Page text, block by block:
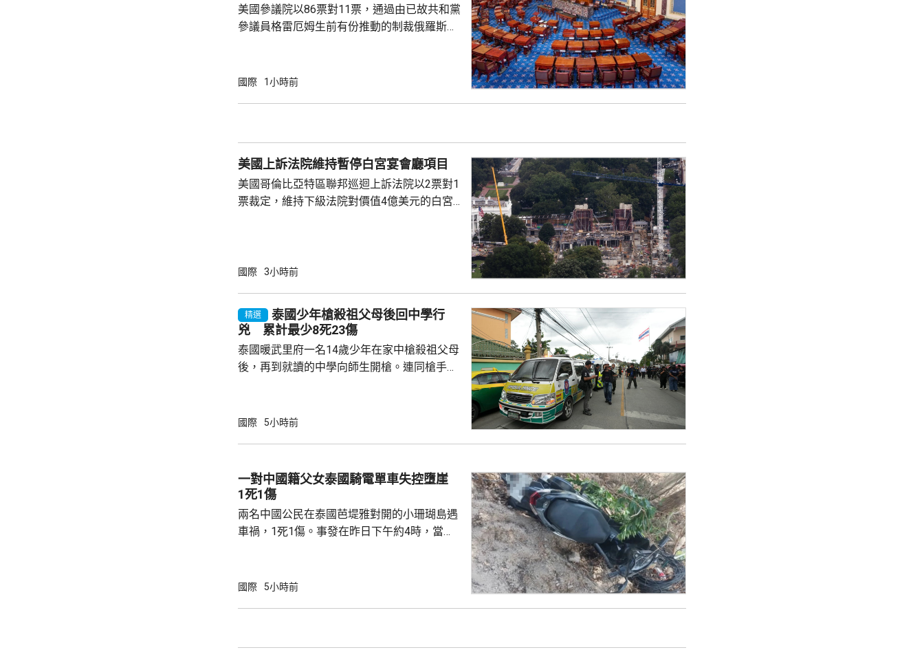
美國參議院以86票對11票，通過由已故共和黨
參議員格雷厄姆生前有份推動的制裁俄羅斯法
斯石油及天然氣的5個國家，包括中國及印度
烏克蘭總統澤連斯基關係密切，上月去世前曾
訪問烏克蘭。澤連基斯其後到華...
國際 1小時前
美國上訴法院維持暫停白宮宴會廳項目
美國哥倫比亞特區聯邦巡迴上訴法院以2票對1
票裁定，維持下級法院對價值4億美元的白宮
法律賦予總統特朗普在未經國會批准下，興建
辦大型正式活動，以及保障白宮安全具有必要
性。
國際 3小時前
精選
泰國少年槍殺祖父母後回中學行
兇 累計最少8死23傷
泰國暖武里府一名14歲少年在家中槍殺祖父母
後，再到就讀的中學向師生開槍。連同槍手在
當地警方指，槍手早上先在家中，用祖父的9
槍手曾在課室外的走廊行過，亦有人拍到他為
手槍換子彈。校方事後疏散學生，警方圍封校
園，共檢獲34發子彈和2個備...
國際 5小時前
一對中國籍父女泰國騎電單車失控墮崖
1死1傷
兩名中國公民在泰國芭堤雅對開的小珊瑚島遇
車禍，1死1傷。事發在昨日下午約4時，當地
歲父親當場死亡，年約30歲的女兒受傷送院救
者，妥善保存死者遺體。使館已聯繫死者在國
國際 5小時前